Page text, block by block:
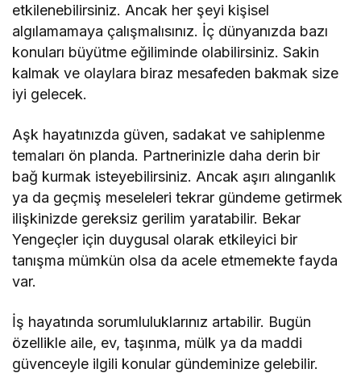
etkilenebilirsiniz. Ancak her şeyi kişisel
algılamamaya çalışmalısınız. İç dünyanızda bazı
konuları büyütme eğiliminde olabilirsiniz. Sakin
kalmak ve olaylara biraz mesafeden bakmak size
iyi gelecek.
Aşk hayatınızda güven, sadakat ve sahiplenme
temaları ön planda. Partnerinizle daha derin bir
bağ kurmak isteyebilirsiniz. Ancak aşırı alınganlık
ya da geçmiş meseleleri tekrar gündeme getirmek
ilişkinizde gereksiz gerilim yaratabilir. Bekar
Yengeçler için duygusal olarak etkileyici bir
tanışma mümkün olsa da acele etmemekte fayda
var.
İş hayatında sorumluluklarınız artabilir. Bugün
özellikle aile, ev, taşınma, mülk ya da maddi
güvenceyle ilgili konular gündeminize gelebilir.